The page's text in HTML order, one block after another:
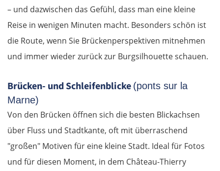
– und dazwischen das Gefühl, dass man eine kleine
Reise in wenigen Minuten macht. Besonders schön ist
die Route, wenn Sie Brückenperspektiven mitnehmen
und immer wieder zurück zur Burgsilhouette schauen.
Brücken- und Schleifenblicke (ponts sur la
Marne)
Von den Brücken öffnen sich die besten Blickachsen
über Fluss und Stadtkante, oft mit überraschend
"großen" Motiven für eine kleine Stadt. Ideal für Fotos
und für diesen Moment, in dem Château-Thierry
Virovitica
Varaždin
Slowenien
Novo mesto
Ljubljana